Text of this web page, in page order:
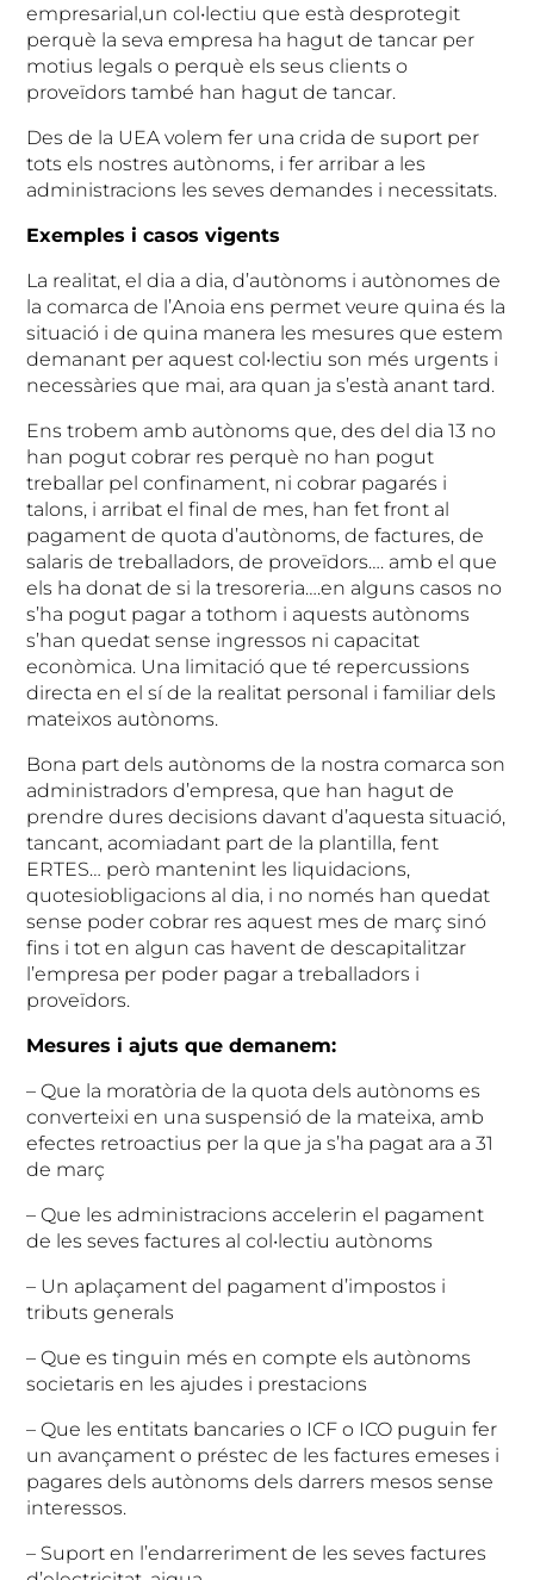
empresarial,un col•lectiu que està desprotegit
perquè la seva empresa ha hagut de tancar per
motius legals o perquè els seus clients o
proveïdors també han hagut de tancar.
Des de la UEA volem fer una crida de suport per
tots els nostres autònoms, i fer arribar a les
administracions les seves demandes i necessitats.
Exemples i casos vigents
La realitat, el dia a dia, d’autònoms i autònomes de
la comarca de l’Anoia ens permet veure quina és la
situació i de quina manera les mesures que estem
demanant per aquest col•lectiu son més urgents i
necessàries que mai, ara quan ja s’està anant tard.
Ens trobem amb autònoms que, des del dia 13 no
han pogut cobrar res perquè no han pogut
treballar pel confinament, ni cobrar pagarés i
talons, i arribat el final de mes, han fet front al
pagament de quota d’autònoms, de factures, de
salaris de treballadors, de proveïdors…. amb el que
els ha donat de si la tresoreria….en alguns casos no
s’ha pogut pagar a tothom i aquests autònoms
s’han quedat sense ingressos ni capacitat
econòmica. Una limitació que té repercussions
directa en el sí de la realitat personal i familiar dels
mateixos autònoms.
Bona part dels autònoms de la nostra comarca son
administradors d’empresa, que han hagut de
prendre dures decisions davant d’aquesta situació,
tancant, acomiadant part de la plantilla, fent
ERTES… però mantenint les liquidacions,
quotesiobligacions al dia, i no només han quedat
sense poder cobrar res aquest mes de març sinó
fins i tot en algun cas havent de descapitalitzar
l’empresa per poder pagar a treballadors i
proveïdors.
Mesures i ajuts que demanem:
– Que la moratòria de la quota dels autònoms es
converteixi en una suspensió de la mateixa, amb
efectes retroactius per la que ja s’ha pagat ara a 31
de març
– Que les administracions accelerin el pagament
de les seves factures al col•lectiu autònoms
– Un aplaçament del pagament d’impostos i
tributs generals
– Que es tinguin més en compte els autònoms
societaris en les ajudes i prestacions
– Que les entitats bancaries o ICF o ICO puguin fer
un avançament o préstec de les factures emeses i
pagares dels autònoms dels darrers mesos sense
interessos.
– Suport en l’endarreriment de les seves factures